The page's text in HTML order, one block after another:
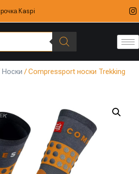
Kaspi
Носки / Compressport носки Trekking